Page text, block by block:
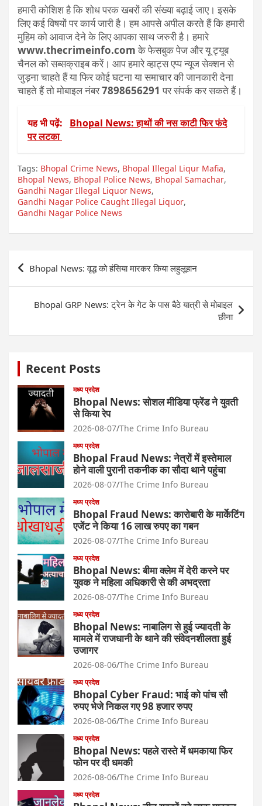
हमारी कोशिश है कि शोध परक खबरों की संख्या बढ़ाई जाए। इसके
लिए कई विषयों पर कार्य जारी है। हम आपसे अपील करते हैं कि हमारी
मुहिम को आवाज देने के लिए आपका साथ जरुरी है। हमारे
www.thecrimeinfo.comके फेसबुक पेज और यू ट्यूब
चैनल को सब्सक्राइब करें। आप हमारे व्हाट्स एप्प न्यूज सेक्शन से
जुड़ना चाहते हैं या फिर कोई घटना या समाचार की जानकारी देना
चाहते हैं तो मोबाइल नंबर7898656291 पर संपर्क कर सकते हैं।
यह भी पढ़ें:
Bhopal News: हाथों की नस काटी फिर फंदे
पर लटका
Tags: Bhopal Crime News, Bhopal Illegal Liqur Mafia,
Bhopal News, Bhopal Police News, Bhopal Samachar,
Gandhi Nagar Illegal Liquor News,
Gandhi Nagar Police Caught Illegal Liquor,
Gandhi Nagar Police News
Post
navigation
Bhopal News: वृद्ध को हंसिया मारकर किया लहुलूहान
Bhopal GRP News: ट्रेन के गेट के पास बैठे यात्री से मोबाइल
छीना
Recent Posts
मध्य प्रदेश
Bhopal News: सोशल मीडिया फ्रेंड ने युवती
से किया रेप
2026-08-07 The Crime Info Bureau
मध्य प्रदेश
Bhopal Fraud News: नेत्रों में इस्तेमाल
होने वाली पुरानी तकनीक का सौदा थाने पहुंचा
2026-08-07 The Crime Info Bureau
मध्य प्रदेश
Bhopal Fraud News: कारोबारी के मार्केटिंग
एजेंट ने किया 16 लाख रुपए का गबन
2026-08-07 The Crime Info Bureau
मध्य प्रदेश
Bhopal News: बीमा क्लेम में देरी करने पर
युवक ने महिला अधिकारी से की अभद्रता
2026-08-07 The Crime Info Bureau
मध्य प्रदेश
Bhopal News: नाबालिग से हुई ज्यादती के
मामले में राजधानी के थाने की संवेदनशीलता हुई
उजागर
2026-08-06 The Crime Info Bureau
मध्य प्रदेश
Bhopal Cyber Fraud: भाई को पांच सौ
रुपए भेजे निकल गए 98 हजार रुपए
2026-08-06 The Crime Info Bureau
मध्य प्रदेश
Bhopal News: पहले रास्ते में धमकाया फिर
फोन पर दी धमकी
2026-08-06 The Crime Info Bureau
मध्य प्रदेश